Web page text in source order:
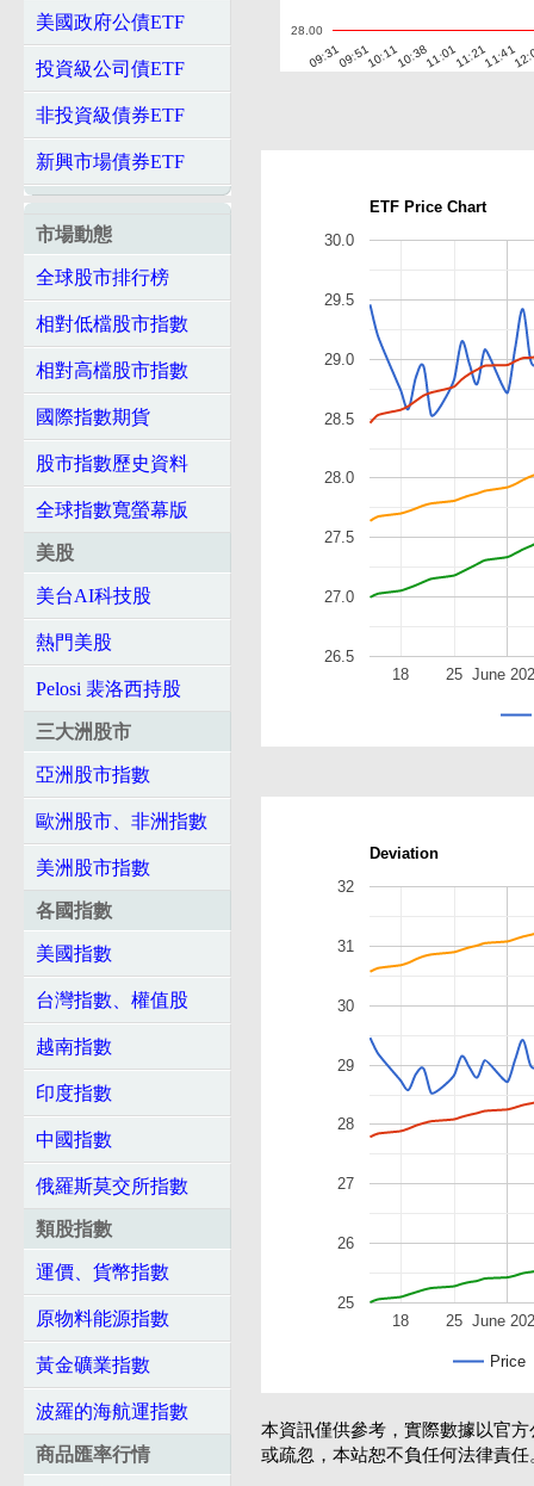
美國政府公債ETF
投資級公司債ETF
非投資級債券ETF
新興市場債券ETF
市場動態
全球股市排行榜
相對低檔股市指數
相對高檔股市指數
國際指數期貨
股市指數歷史資料
全球指數寬螢幕版
美股
美台AI科技股
熱門美股
Pelosi 裴洛西持股
三大洲股市
亞洲股市指數
歐洲股市、非洲指數
美洲股市指數
各國指數
美國指數
台灣指數、權值股
越南指數
印度指數
中國指數
俄羅斯莫交所指數
類股指數
運價、貨幣指數
原物料能源指數
黃金礦業指數
波羅的海航運指數
商品匯率行情
09:3109:5110:1110:3811:0111:2111:41
28.00
ETF Price Chart
June
18 25
26.5
27.0
27.5
28.0
28.5
29.0
29.5
30.0
Deviation
Price
June
18 25
25
26
27
28
29
30
31
32
本資訊僅供參考，實際數據以官
或疏忽，本站恕不負任何法律責任